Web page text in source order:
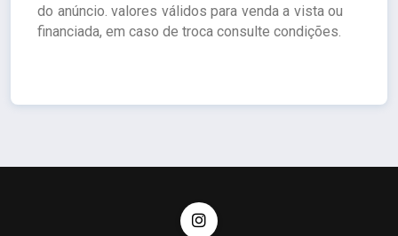
do anúncio. valores válidos para venda a vista ou
financiada, em caso de troca consulte condições.